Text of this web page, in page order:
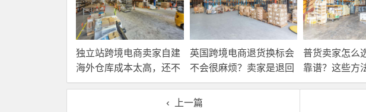
独立站跨境电商卖家自建
海外仓库成本太高，还不
如直接找第三方自营海外
英国跨境电商退货换标会
不会很麻烦？卖家是退回
国内还是在海外直接处
理？
普货卖家怎么
靠谱？这些方
藏！
上一篇